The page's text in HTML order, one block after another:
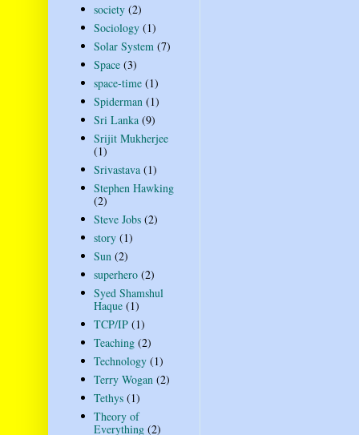
society (2)
Sociology (1)
Solar System (7)
Space (3)
space-time (1)
Spiderman (1)
Sri Lanka (9)
Srijit Mukherjee
(1)
Srivastava (1)
Stephen Hawking
(2)
Steve Jobs (2)
story (1)
Sun (2)
superhero (2)
Syed Shamshul
Haque (1)
TCP/IP (1)
Teaching (2)
Technology (1)
Terry Wogan (2)
Tethys (1)
Theory of
Everything (2)